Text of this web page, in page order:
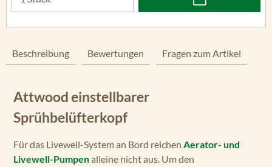
Beschreibung Bewertungen Fragen zum Artikel
Attwood einstellbarer
Sprühbelüfterkopf
Für das Livewell-System an Bord reichen Aerator- und
Livewell-Pumpenalleine nicht aus. Um den